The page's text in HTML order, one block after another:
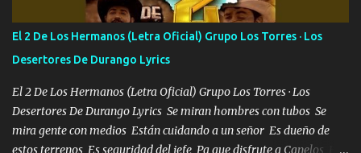
POR CLAVE ES EL CALI 4 EN LA CIUDAD TIJUANA Música Al
tirante andamos mi carnal atento a cualquier necesidad no porque
se ve limpio el camino nos confiamos al andar y nunca con la
misma piedra me vuelvo a tropezar Cuando ando de enamorado
en corto me tiró a per...
El 2 De Los Hermanos (Letra Oficial) Grupo Los Torres · Los
Desertores De Durango Lyrics
El 2 De Los Hermanos (Letra Oficial) Grupo Los Torres · Los
Desertores De Durango Lyrics Se miran hombres con tubos Se
mira gente con medios Están cuidando a un señor Es dueño de